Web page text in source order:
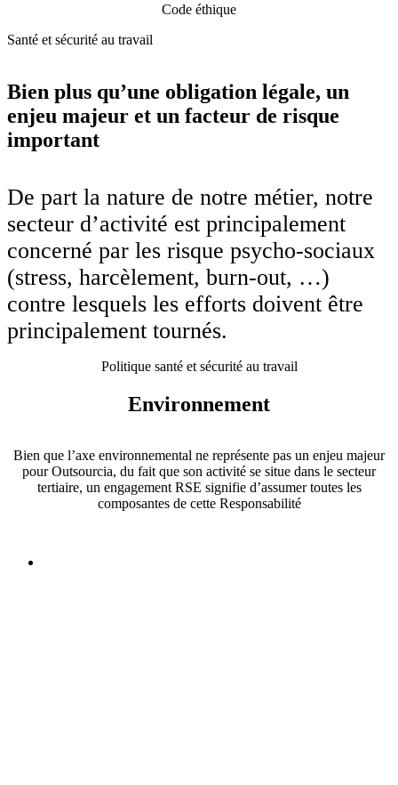
Code éthique
Bien plus qu’une obligation légale, un
enjeu majeur et un facteur de risque
important
Santé et sécurité au travail
De part la nature de notre métier, notre
secteur d’activité est principalement
concerné par les risque psycho-sociaux
(stress, harcèlement, burn-out, …)
contre lesquels les efforts doivent être
principalement tournés.
Politique santé et sécurité au travail
Environnement
Bien que l’axe environnemental ne représente pas un enjeu majeur
pour Outsourcia, du fait que son activité se situe dans le secteur
tertiaire, un engagement RSE signifie d’assumer toutes les
composantes de cette Responsabilité